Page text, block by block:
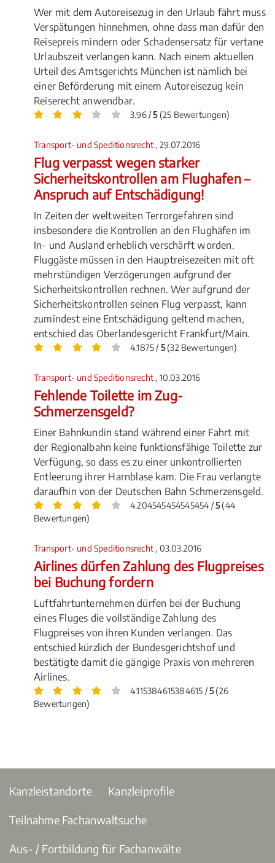
Wer mit dem Autoreisezug in den Urlaub fährt muss
Verspätungen hinnehmen, ohne dass man dafür den
Reisepreis mindern oder Schadensersatz für vertane
Urlaubszeit verlangen kann. Nach einem aktuellen
Urteil des Amtsgerichts München ist nämlich bei
einer Beförderung mit einem Autoreisezug kein
Reiserecht anwendbar.
3.96 /5(25 Bewertungen)
Transport- und Speditionsrecht , 29.07.2016
Flug verpasst wegen starker
Sicherheitskontrollen am Flughafen –
Anspruch auf Entschädigung!
In Zeiten der weltweiten Terrorgefahren sind
insbesondere die Kontrollen an den Flughäfen im
In- und Ausland erheblich verschärft worden.
Fluggäste müssen in den Hauptreisezeiten mit oft
mehrstündigen Verzögerungen aufgrund der
Sicherheitskontrollen rechnen. Wer aufgrund der
Sicherheitskontrollen seinen Flug verpasst, kann
zumindest eine Entschädigung geltend machen,
entschied das Oberlandesgericht Frankfurt/Main.
4.1875 / 5(32 Bewertungen)
Transport- und Speditionsrecht , 10.03.2016
Fehlende Toilette im Zug-
Schmerzensgeld?
Einer Bahnkundin stand während einer Fahrt mit
der Regionalbahn keine funktionsfähige Toilette zur
Verfügung, so dass es zu einer unkontrollierten
Entleerung ihrer Harnblase kam. Die Frau verlangte
daraufhin von der Deutschen Bahn Schmerzensgeld.
4.204545454545454 /5(44
Bewertungen)
Transport- und Speditionsrecht , 03.03.2016
Airlines dürfen Zahlung des Flugpreises
bei Buchung fordern
Luftfahrtunternehmen dürfen bei der Buchung
eines Fluges die vollständige Zahlung des
Flugpreises von ihren Kunden verlangen. Das
entschied kürzlich der Bundesgerichtshof und
bestätigte damit die gängige Praxis von mehreren
Airlines.
4.115384615384615 /5(26
Bewertungen)
Kanzleistandorte Kanzleiprofile
Teilnahme Fachanwaltsuche
Aus- / Fortbildung für Fachanwälte